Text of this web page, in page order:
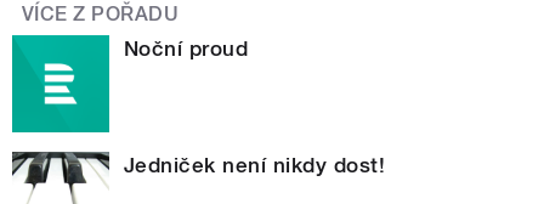
VÍCE Z POŘADU
Noční proud
Jedniček není nikdy dost!